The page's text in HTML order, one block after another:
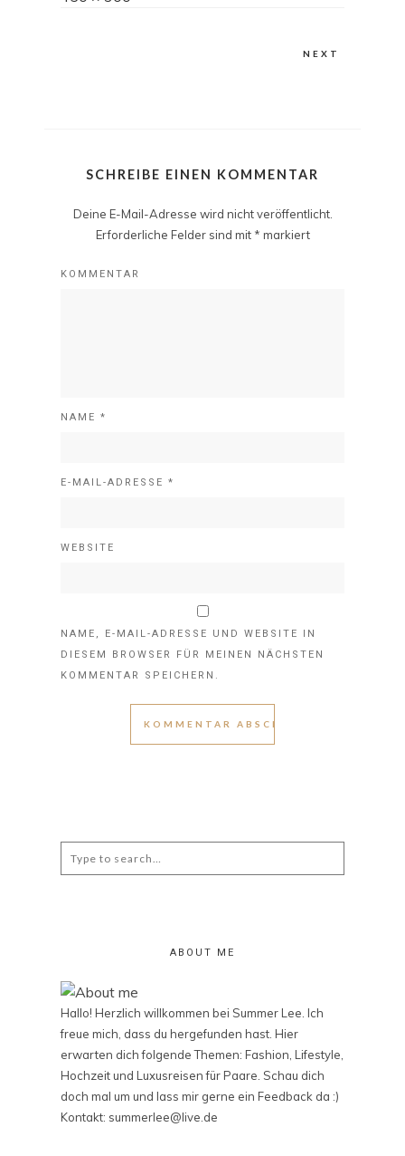
NEXT
SCHREIBE EINEN KOMMENTAR
Deine E-Mail-Adresse wird nicht veröffentlicht.
Erforderliche Felder sind mit * markiert
KOMMENTAR
NAME *
E-MAIL-ADRESSE *
WEBSITE
NAME, E-MAIL-ADRESSE UND WEBSITE IN
DIESEM BROWSER FÜR MEINEN NÄCHSTEN
KOMMENTAR SPEICHERN.
for:
ABOUT ME
Hallo! Herzlich willkommen bei Summer Lee. Ich
freue mich, dass du hergefunden hast. Hier
erwarten dich folgende Themen: Fashion, Lifestyle,
Hochzeit und Luxusreisen für Paare. Schau dich
doch mal um und lass mir gerne ein Feedback da :)
Kontakt: summerlee@live.de